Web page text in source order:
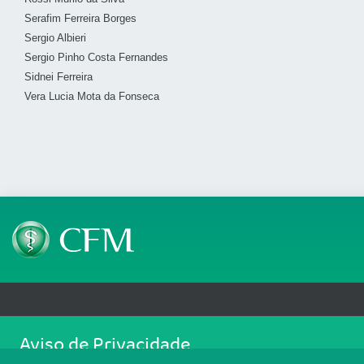
Serafim Ferreira Borges
Sergio Albieri
Sergio Pinho Costa Fernandes
Sidnei Ferreira
Vera Lucia Mota da Fonseca
SGAS 616, Conjunto D, Lote 115, L2 Sul, Brasília/DF - CEP: 70200-760 - CNPJ:
Aviso de Privacidade